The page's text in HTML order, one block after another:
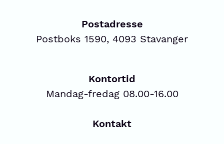
Postadresse
Postboks 1590, 4093 Stavanger
Kontortid
Mandag-fredag 08.00-16.00
Kontakt